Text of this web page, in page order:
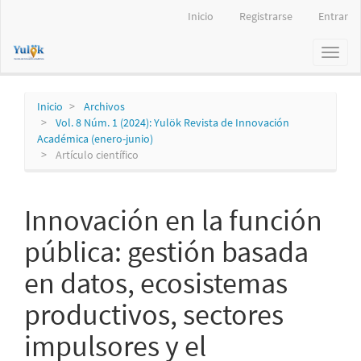
principal
Inicio Registrarse Entrar
Toggle
Inicio
Archivos
Vol. 8 Núm. 1 (2024): Yulök Revista de Innovación
Académica (enero-junio)
Artículo científico
Innovación en la función
pública: gestión basada
en datos, ecosistemas
productivos, sectores
impulsores y el